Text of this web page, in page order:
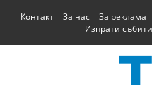
Контакт За нас За реклама
Изпрати